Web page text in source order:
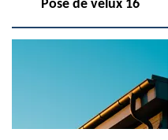
Pose de velux 16